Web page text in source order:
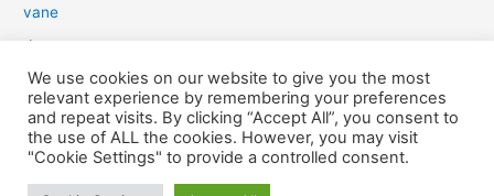
:vane
dow
slim
aure
light
We use cookies on our website to give you the most
relevant experience by remembering your preferences
and repeat visits. By clicking “Accept All”, you consent to
the use of ALL the cookies. However, you may visit
"Cookie Settings" to provide a controlled consent.